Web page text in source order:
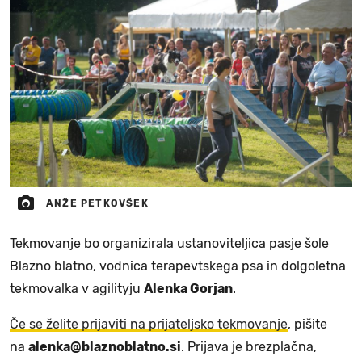
ANŽE PETKOVŠEK
Tekmovanje bo organizirala ustanoviteljica pasje šole
Blazno blatno, vodnica terapevtskega psa in dolgoletna
tekmovalka v agilityju Alenka Gorjan.
Če se želite prijaviti na prijateljsko tekmovanje, pišite
na alenka@blaznoblatno.si. Prijava je brezplačna,